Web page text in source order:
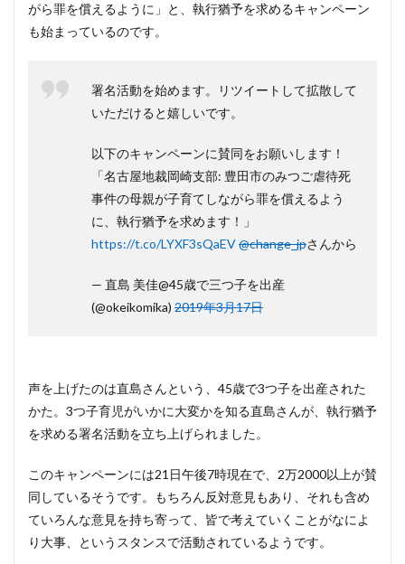
がら罪を償えるように」と、執行猶予を求めるキャンペーン
も始まっているのです。
署名活動を始めます。リツイートして拡散して
いただけると嬉しいです。
以下のキャンペーンに賛同をお願いします！
「名古屋地裁岡崎支部: 豊田市のみつご虐待死
事件の母親が子育てしながら罪を償えるよう
に、執行猶予を求めます！」
https://t.co/LYXF3sQaEV@change_jpさんから
— 直島 美佳@45歳で三つ子を出産
(@okeikomika) 2019年3月17日
声を上げたのは直島さんという、45歳で3つ子を出産された
かた。3つ子育児がいかに大変かを知る直島さんが、執行猶予
を求める署名活動を立ち上げられました。
このキャンペーンには21日午後7時現在で、2万2000以上が賛
同しているそうです。もちろん反対意見もあり、それも含め
ていろんな意見を持ち寄って、皆で考えていくことがなによ
り大事、というスタンスで活動されているようです。